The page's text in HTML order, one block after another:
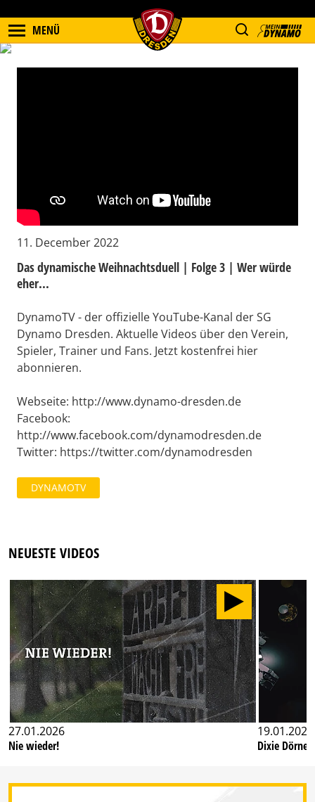
MENÜ
11. December 2022
Das dynamische Weihnachtsduell | Folge 3 | Wer würde
eher...
DynamoTV - der offizielle YouTube-Kanal der SG
Dynamo Dresden. Aktuelle Videos über den Verein,
Spieler, Trainer und Fans. Jetzt kostenfrei hier
abonnieren.
Webseite: http://www.dynamo-dresden.de
Facebook:
http://www.facebook.com/dynamodresden.de
Twitter: https://twitter.com/dynamodresden
DYNAMOTV
NEUESTE VIDEOS
27.01.2026
Nie wieder!
19.01.2026
Dixie